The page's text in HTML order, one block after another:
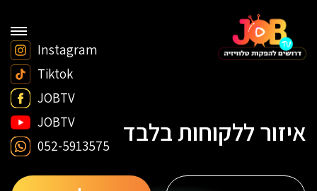
Instagram
Tiktok
JOBTV
JOBTV
052-5913575
איזור ללקוחות בלבד